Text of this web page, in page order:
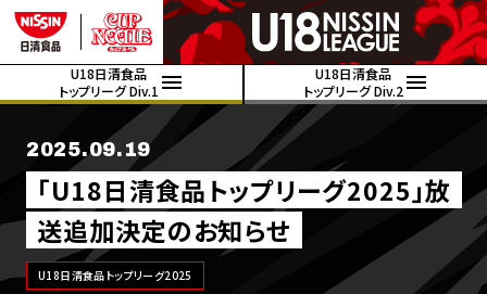
U18日清食品
トップリーグ Div.1
U18日清食品
トップリーグ Div.2
2025.09.19
｢U18日清食品トップリーグ2025｣放
送追加決定のお知らせ
U18日清食品トップリーグ2025